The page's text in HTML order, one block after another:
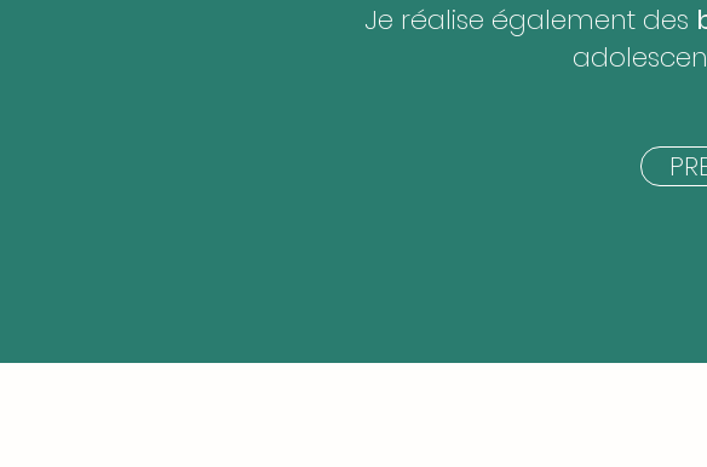
Je réalise également des